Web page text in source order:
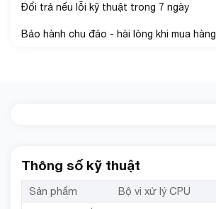
Đổi trả nếu lỗi kỹ thuật trong 7 ngày
Bảo hành chu đáo - hài lòng khi mua hàng
Thông số kỹ thuật
Sản phẩm
Bộ vi xử lý CPU